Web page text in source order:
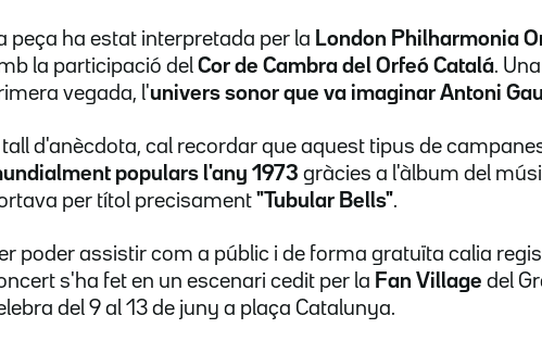
peça ha estat interpretada per la London Philharmonia
la participació del Cor de Cambra del Orfeó Catalá. Una
vegada, l'univers sonor que va imaginar Antoni
tall d'anècdota, cal recordar que aquest tipus de
populars l'any 1973 gràcies a l'àlbum del
per títol precisament "Tubular Bells".
poder assistir com a públic i de forma gratuïta calia
s'ha fet en un escenari cedit per la Fan Village del
del 9 al 13 de juny a plaça Catalunya.